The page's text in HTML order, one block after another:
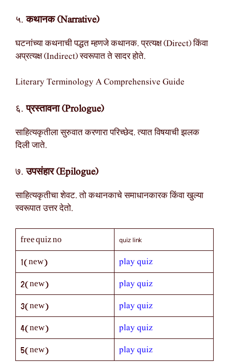
५.कथानक (Narrative)
घटनांच्या कथनाची पद्धत म्हणजे कथानक. प्रत्यक्ष (Direct) किंवा
अप्रत्यक्ष (Indirect) स्वरूपात ते सादर होते.
Literary Terminology A Comprehensive Guide
६.प्रस्तावना (Prologue)
साहित्यकृतीला सुरुवात करणारा परिच्छेद. त्यात विषयाची झलक
दिली जाते.
७.उपसंहार (Epilogue)
साहित्यकृतीचा शेवट. तो कथानकाचे समाधानकारक किंवा खुल्या
स्वरूपात उत्तर देतो.
free quiz no quiz link
1(new) play quiz
2(new) play quiz
3(new) play quiz
4(new) play quiz
5(new) play quiz